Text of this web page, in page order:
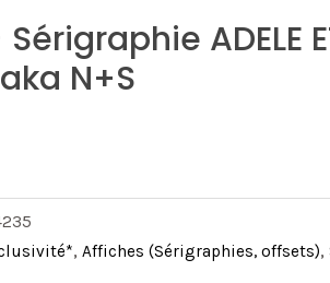
ADELE
N+S
, Affiches (Sérigraphies, offsets),